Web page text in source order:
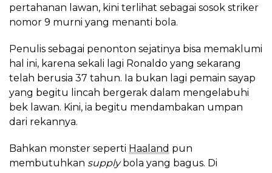
pertahanan lawan, kini terlihat sebagai sosok striker
nomor 9 murni yang menanti bola.
Penulis sebagai penonton sejatinya bisa memaklumi
hal ini, karena sekali lagi Ronaldo yang sekarang
telah berusia 37 tahun. Ia bukan lagi pemain sayap
yang begitu lincah bergerak dalam mengelabuhi
bek lawan. Kini, ia begitu mendambakan umpan
dari rekannya.
Bahkan monster seperti Haaland pun
membutuhkan supplybola yang bagus. Di